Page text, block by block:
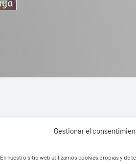
Gestionar el
En nuestro sitio web utilizamos cookies propias y de